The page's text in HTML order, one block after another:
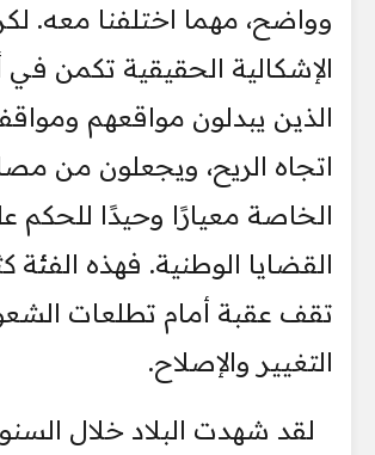
وواضح، مهما اختلفنا معه.
الإشكالية الحقيقية تكمن في
الذين يبدلون مواقعهم
اتجاه الريح، ويجعلون من
الخاصة معيارًا وحيدًا للحكم
القضايا الوطنية. فهذه الفئة
تقف عقبة أمام تطلعات
التغيير والإصلاح.
لقد شهدت البلاد خلال